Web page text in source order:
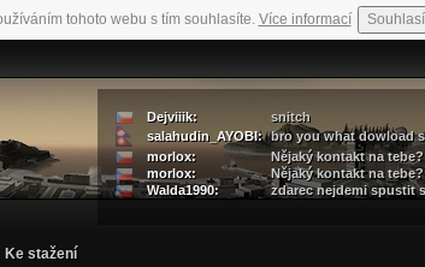
tohoto webu s tím souhlasíte. Více informací
Dejviiik:
snitch
salahudin_AYOBI: bro you what dowload
morlox:
Nějaký kontakt na tebe?
morlox:
Nějaký kontakt na tebe?
Walda1990:
zdarec nejdemi spustit
Ke stažení